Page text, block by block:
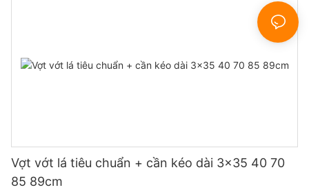
Vợt vớt lá tiêu chuẩn + cần kéo dài 3x35 40 70
85 89cm